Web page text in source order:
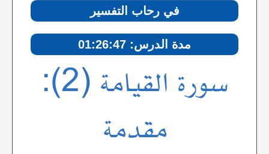
في رحاب التفسير
مدة الدرس: 01:26:47
سورة القيامة (2):
مقدمة